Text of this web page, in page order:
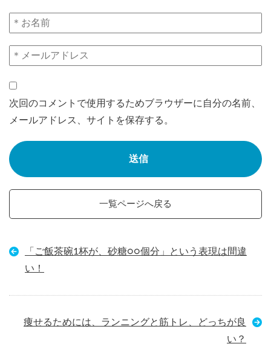
次回のコメントで使用するためブラウザーに自分の名前、
メールアドレス、サイトを保存する。
一覧ページへ戻る
「ご飯茶碗1杯が、砂糖○○個分」という表現は間違
い！
痩せるためには、ランニングと筋トレ、どっちが良
い？